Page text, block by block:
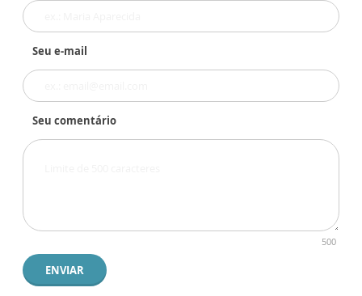
Seu e-mail
Seu comentário
500
ENVIAR